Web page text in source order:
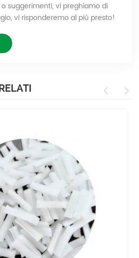
suggerimenti, vi preghiamo di
vi risponderemo al più presto!